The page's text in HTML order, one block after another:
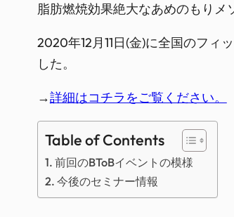
脂肪燃焼効果絶大なあめのもり
2020年12月11日(金)に全国のフィ
した。
→詳細はコチラをご覧ください。
Table of Contents
前回のBToBイベントの模様
今後のセミナー情報